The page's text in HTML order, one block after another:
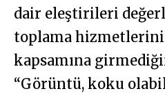
dair eleştirileri
toplama
kapsamına
“Görüntü, koku